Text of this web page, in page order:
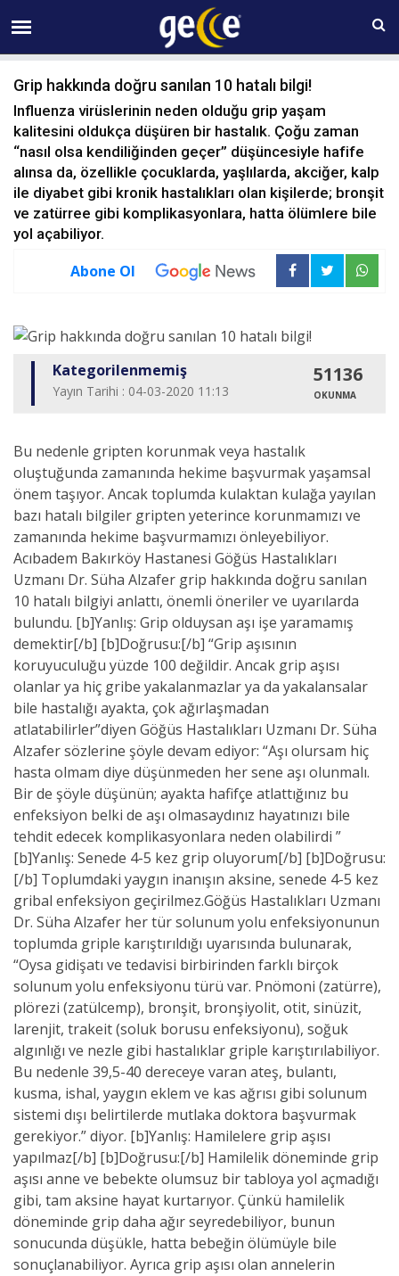
07 AĞUSTOS Cuma 20:07
Grip hakkında doğru sanılan 10 hatalı bilgi!
Influenza virüslerinin neden olduğu grip yaşam
kalitesini oldukça düşüren bir hastalık. Çoğu zaman
“nasıl olsa kendiliğinden geçer” düşüncesiyle hafife
alınsa da, özellikle çocuklarda, yaşlılarda, akciğer, kalp
ile diyabet gibi kronik hastalıkları olan kişilerde; bronşit
ve zatürree gibi komplikasyonlara, hatta ölümlere bile
yol açabiliyor.
Abone Ol
Kategorilenmemiş
Yayın Tarihi : 04-03-2020 11:13
51136
OKUNMA
Bu nedenle gripten korunmak veya hastalık
oluştuğunda zamanında hekime başvurmak yaşamsal
önem taşıyor. Ancak toplumda kulaktan kulağa yayılan
bazı hatalı bilgiler gripten yeterince korunmamızı ve
zamanında hekime başvurmamızı önleyebiliyor.
Acıbadem Bakırköy Hastanesi Göğüs Hastalıkları
Uzmanı Dr. Süha Alzafer grip hakkında doğru sanılan
10 hatalı bilgiyi anlattı, önemli öneriler ve uyarılarda
bulundu. [b]Yanlış: Grip olduysan aşı işe yaramamış
demektir[/b] [b]Doğrusu:[/b] “Grip aşısının
koruyuculuğu yüzde 100 değildir. Ancak grip aşısı
olanlar ya hiç gribe yakalanmazlar ya da yakalansalar
bile hastalığı ayakta, çok ağırlaşmadan
atlatabilirler”diyen Göğüs Hastalıkları Uzmanı Dr. Süha
Alzafer sözlerine şöyle devam ediyor: “Aşı olursam hiç
hasta olmam diye düşünmeden her sene aşı olunmalı.
Bir de şöyle düşünün; ayakta hafifçe atlattığınız bu
enfeksiyon belki de aşı olmasaydınız hayatınızı bile
tehdit edecek komplikasyonlara neden olabilirdi ”
[b]Yanlış: Senede 4-5 kez grip oluyorum[/b] [b]Doğrusu:
[/b] Toplumdaki yaygın inanışın aksine, senede 4-5 kez
gribal enfeksiyon geçirilmez.Göğüs Hastalıkları Uzmanı
Dr. Süha Alzafer her tür solunum yolu enfeksiyonunun
toplumda griple karıştırıldığı uyarısında bulunarak,
“Oysa gidişatı ve tedavisi birbirinden farklı birçok
solunum yolu enfeksiyonu türü var. Pnömoni (zatürre),
plörezi (zatülcemp), bronşit, bronşiyolit, otit, sinüzit,
larenjit, trakeit (soluk borusu enfeksiyonu), soğuk
algınlığı ve nezle gibi hastalıklar griple karıştırılabiliyor.
Bu nedenle 39,5-40 dereceye varan ateş, bulantı,
kusma, ishal, yaygın eklem ve kas ağrısı gibi solunum
sistemi dışı belirtilerde mutlaka doktora başvurmak
gerekiyor.” diyor. [b]Yanlış: Hamilelere grip aşısı
yapılmaz[/b] [b]Doğrusu:[/b] Hamilelik döneminde grip
aşısı anne ve bebekte olumsuz bir tabloya yol açmadığı
gibi, tam aksine hayat kurtarıyor. Çünkü hamilelik
döneminde grip daha ağır seyredebiliyor, bunun
sonucunda düşükle, hatta bebeğin ölümüyle bile
sonuçlanabiliyor. Ayrıca grip aşısı olan annelerin